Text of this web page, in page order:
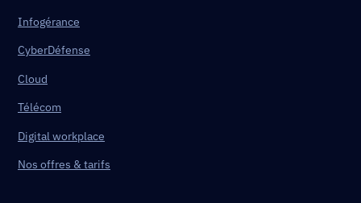
Infogérance
CyberDéfense
Cloud
Télécom
Digital workplace
Nos offres & tarifs